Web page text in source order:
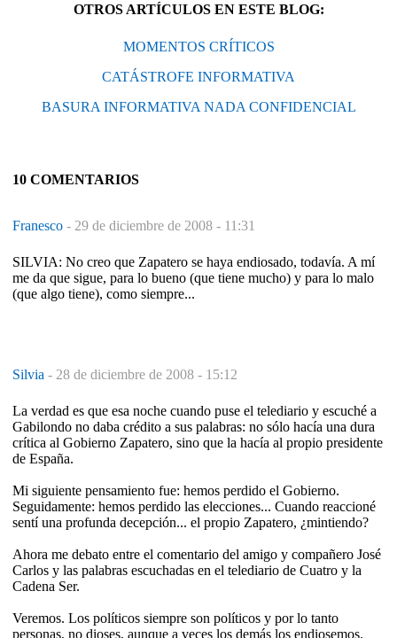
OTROS ARTÍCULOS EN ESTE BLOG:
MOMENTOS CRÍTICOS
CATÁSTROFE INFORMATIVA
BASURA INFORMATIVA NADA CONFIDENCIAL
10 COMENTARIOS
Franesco - 29 de diciembre de 2008 - 11:31
SILVIA: No creo que Zapatero se haya endiosado, todavía. A mí
me da que sigue, para lo bueno (que tiene mucho) y para lo malo
(que algo tiene), como siempre...
Silvia - 28 de diciembre de 2008 - 15:12
La verdad es que esa noche cuando puse el telediario y escuché a
Gabilondo no daba crédito a sus palabras: no sólo hacía una dura
crítica al Gobierno Zapatero, sino que la hacía al propio presidente
de España.
Mi siguiente pensamiento fue: hemos perdido el Gobierno.
Seguidamente: hemos perdido las elecciones... Cuando reaccioné
sentí una profunda decepción... el propio Zapatero, ¿mintiendo?
Ahora me debato entre el comentario del amigo y compañero José
Carlos y las palabras escuchadas en el telediario de Cuatro y la
Cadena Ser.
Veremos. Los políticos siempre son políticos y por lo tanto
personas, no dioses, aunque a veces los demás los endiosemos.